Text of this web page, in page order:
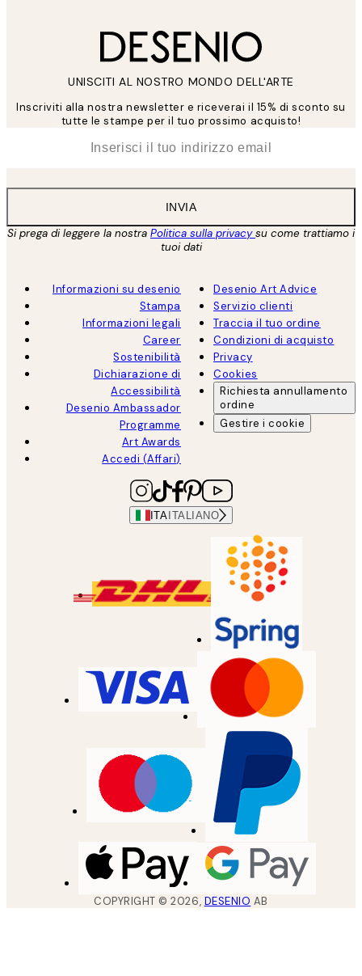
UNISCITI AL NOSTRO MONDO DELL'ARTE
Inscriviti alla nostra newsletter e riceverai il 15% di sconto su
tutte le stampe per il tuo prossimo acquisto!
INVIA
Si prega di leggere la nostra Politica sulla privacysu come trattiamo i
tuoi dati
Informazioni su desenio
Stampa
Informazioni legali
Career
Sostenibilità
Dichiarazione di
Accessibilità
Desenio Ambassador
Programme
Art Awards
Accedi (Affari)
Desenio Art Advice
Servizio clienti
Traccia il tuo ordine
Condizioni di acquisto
Privacy
Cookies
Richiesta annullamento
ordine
Gestire i cookie
ITA ITALIANO
COPYRIGHT ©2026, DESENIO AB